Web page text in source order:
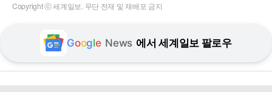
Copyright ⓒ 세계일보. 무단 전재 및 재배포 금지
Google News 에서 세계일보 팔로우